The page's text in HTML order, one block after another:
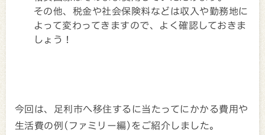
その他、税金や社会保険料などは収入や勤務地に
よって変わってきますので、よく確認しておきま
しょう！
今回は、足利市へ移住するに当たってにかかる費用や
生活費の例(ファミリー編)をご紹介しました。